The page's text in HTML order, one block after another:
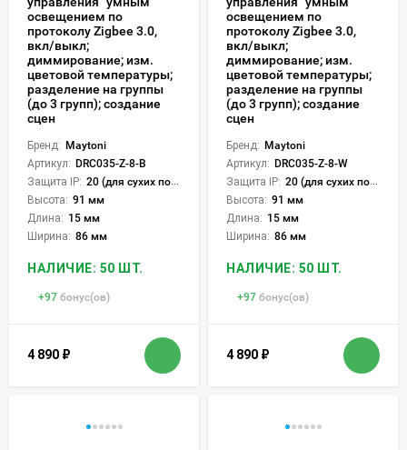
освещением по
протоколу Zigbee 3.0,
вкл/выкл;
диммирование; изм.
цветовой температуры;
разделение на группы
(до 3 групп); создание
сцен
Бренд: Maytoni
Артикул: DRC035-Z-8-B
Защита IP: 20 (для сухих пом.)
Высота: 91 мм
Длина: 15 мм
Ширина: 86 мм
НАЛИЧИЕ: 50 ШТ.
+97 бонус(ов)
4 890 ₽
освещением по
протоколу Zigbee 3.0,
вкл/выкл;
диммирование; изм.
цветовой температуры;
разделение на группы
(до 3 групп); создание
сцен
Бренд: Maytoni
Артикул: DRC035-Z-8-W
Защита IP: 20 (для сухих пом.)
Высота: 91 мм
Длина: 15 мм
Ширина: 86 мм
НАЛИЧИЕ: 50 ШТ.
+97 бонус(ов)
4 890 ₽